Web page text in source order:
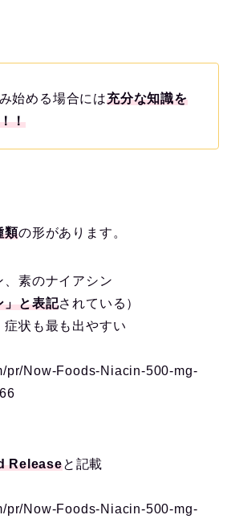
始める場合には充分な知識を
！
類の形があります。
、素のナイアシン
」と表記されている）
状も最も出やすい
pr/Now-Foods-Niacin-500-mg-
Releaseと記載
pr/Now-Foods-Niacin-500-mg-